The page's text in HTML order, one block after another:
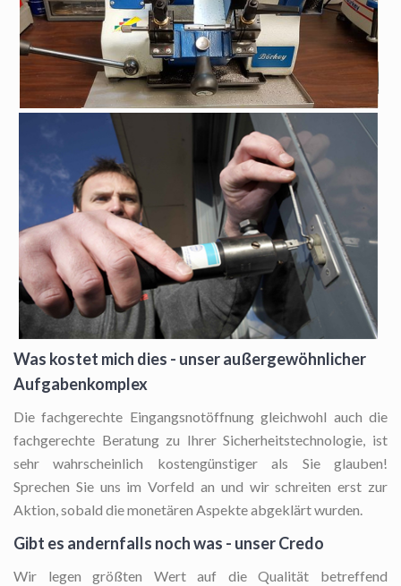
Was kostet mich dies - unser außergewöhnlicher
Aufgabenkomplex
Die fachgerechte Eingangsnotöffnunggleichwohl auch die
fachgerechte Beratung zu Ihrer Sicherheitstechnologie, ist
sehr wahrscheinlich kostengünstiger als Sie glauben!
Sprechen Sie uns im Vorfeld an und wir schreiten erst zur
Aktion, sobald die monetären Aspekte abgeklärt wurden.
Gibt es andernfalls noch was - unser Credo
Wir legen größten Wert auf die Qualität betreffend